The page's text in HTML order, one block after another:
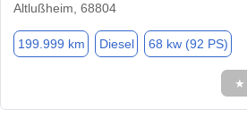
Altlußheim, 68804
199.999 km Diesel 68 kw (92 PS)
★